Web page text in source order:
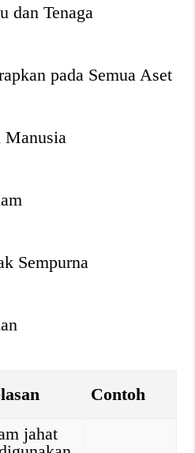
dan Tenaga
pada Semua Aset
Manusia
Sempurna
Contoh
jahat